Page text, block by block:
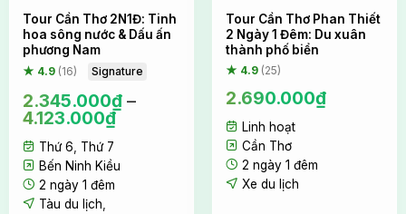
Dựng lều cắm trại bên bãi biển
Khi mặt trời dần ngả bóng về phía tây, khoảng
16:30, Quý khách sẽ cùng nhau tham gia dựng lều
cắm trại ngay trên bãi biển Hòn Bảy Cạnh. Đây là
cơ hội để mọi người xích lại gần nhau hơn, chia sẻ
những tiếng cười và tạo nên những kỷ niệm đáng
nhớ.
Sản phẩm này có nhiều biến thể. Các tùy
Tour Cần Thơ 2N1Đ: Tinh
hoa sông nước & Dấu ấn
phương Nam
★ 4.9 (16) Signature
2.345.000₫–
4.123.000₫
Thứ 6
Thứ 7
Bến Ninh Kiều
2 ngày 1 đêm
Tàu du lịch
Tour Cần Thơ Phan Thiết
2 Ngày 1 Đêm: Du xuân
thành phố biển
★ 4.9 (25)
2.690.000₫
Linh hoạt
Cần Thơ
2 ngày 1 đêm
Xe du lịch